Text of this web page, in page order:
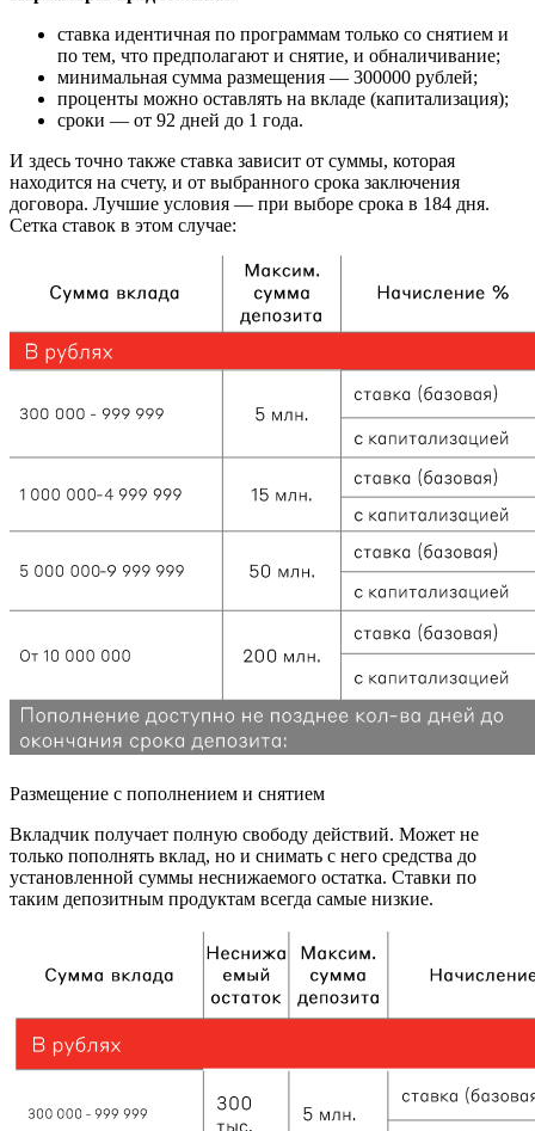
ставка идентичная по программам только со снятием и
по тем, что предполагают и снятие, и обналичивание;
минимальная сумма размещения — 300000 рублей;
проценты можно оставлять на вкладе (капитализация);
сроки — от 92 дней до 1 года.
И здесь точно также ставка зависит от суммы, которая
находится на счету, и от выбранного срока заключения
договора. Лучшие условия — при выборе срока в 184 дня.
Сетка ставок в этом случае:
Размещение с пополнением и снятием
Вкладчик получает полную свободу действий. Может не
только пополнять вклад, но и снимать с него средства до
установленной суммы неснижаемого остатка. Ставки по
таким депозитным продуктам всегда самые низкие.